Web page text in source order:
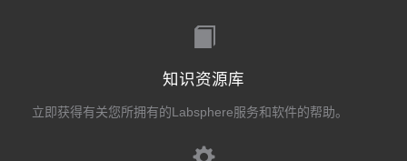
知识资源库
立即获得有关您所拥有的Labsphere服务和软件的帮助。